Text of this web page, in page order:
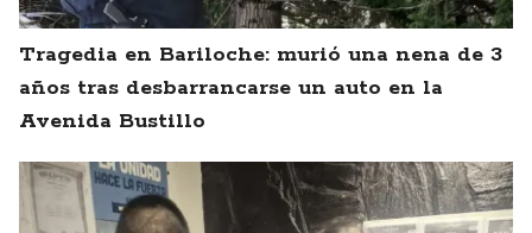
Tragedia en Bariloche: murió una nena de 3
años tras desbarrancarse un auto en la
Avenida Bustillo